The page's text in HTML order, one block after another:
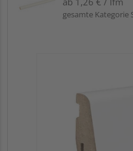
gesamte Kategorie